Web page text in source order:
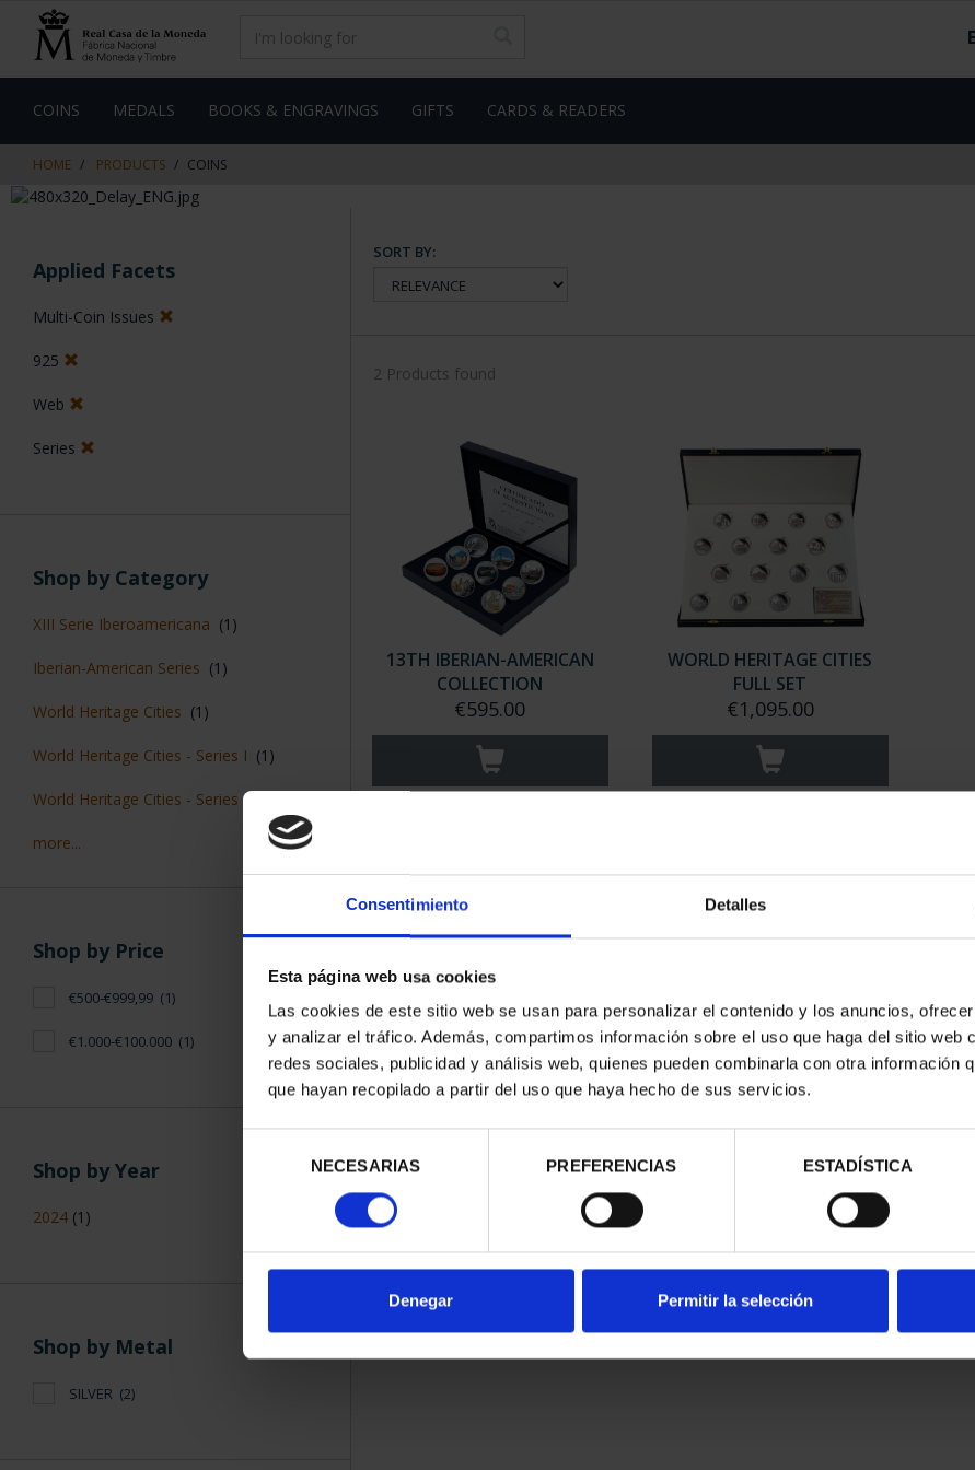
Consentimiento Detalles
Esta página web usa cookies
Las cookies de este sitio web se usan para personalizar el contenido y los anuncios,
y analizar el tráfico. Además, compartimos información sobre el uso que haga del sitio web
redes sociales, publicidad y análisis web, quienes pueden combinarla con otra información
que hayan recopilado a partir del uso que haya hecho de sus servicios.
consentimiento
NECESARIAS PREFERENCIAS ESTADÍSTICA
Denegar Permitir la selección
content
navigation
menu
COINS MEDALS BOOKS & ENGRAVINGS GIFTS CARDS & READERS
HOME PRODUCTS COINS
Applied Facets
Multi-Coin Issues
925
Web
Series
Shop by Category
XIII Serie Iberoamericana (1)
Iberian-American Series (1)
World Heritage Cities (1)
World Heritage Cities - Series I (1)
World Heritage Cities - Series II
more...
Shop by Price
€500-€999,99 (1)
€1.000-€100.000 (1)
Shop by Year
2024 (1)
Shop by Metal
SILVER (2)
SORT BY:
2 Products found
13TH IBERIAN-AMERICAN
COLLECTION
€595.00
WORLD HERITAGE CITIES
FULL SET
€1,095.00